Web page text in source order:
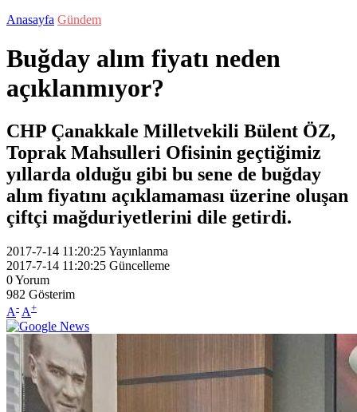
Anasayfa Gündem
Buğday alım fiyatı neden
açıklanmıyor?
CHP Çanakkale Milletvekili Bülent ÖZ,
Toprak Mahsulleri Ofisinin geçtiğimiz
yıllarda olduğu gibi bu sene de buğday
alım fiyatını açıklamaması üzerine oluşan
çiftçi mağduriyetlerini dile getirdi.
2017-7-14 11:20:25Yayınlanma
2017-7-14 11:20:25 Güncelleme
0Yorum
982 Gösterim
A- A+